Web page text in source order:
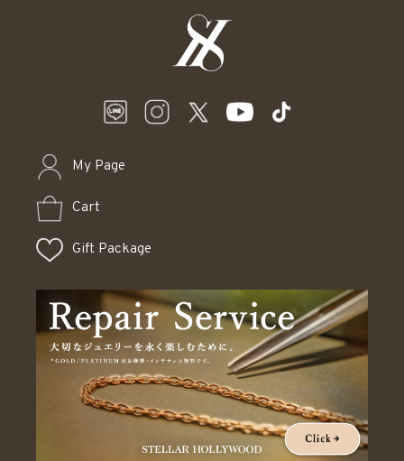
My Page
Cart
Gift Package